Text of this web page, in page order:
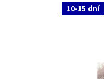
10-15 dní